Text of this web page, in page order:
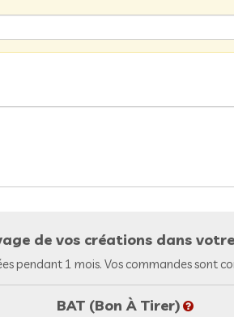
de vos créations dans
pendant 1 mois. Vos commandes sont
BAT (Bon À Tirer)